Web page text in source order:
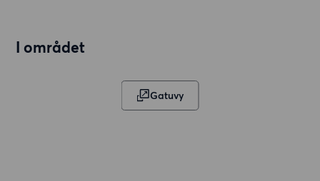
I området
Gatuvy